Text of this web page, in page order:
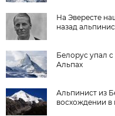
На Эвересте
назад
Белорус упал
Альпах
Альпинист из
восхождении в